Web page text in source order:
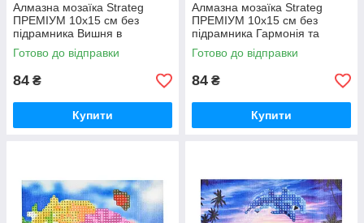
Алмазна мозаїка Strateg
ПРЕМІУМ 10х15 см без
підрамника Вишня в
водяному відображенні
(YAB20791)
Готово до відправки
84 ₴
Купити
Алмазна мозаїка Strateg
ПРЕМІУМ 10х15 см без
підрамника Гармонія та
спокій (YAB28548)
Готово до відправки
84 ₴
Купити